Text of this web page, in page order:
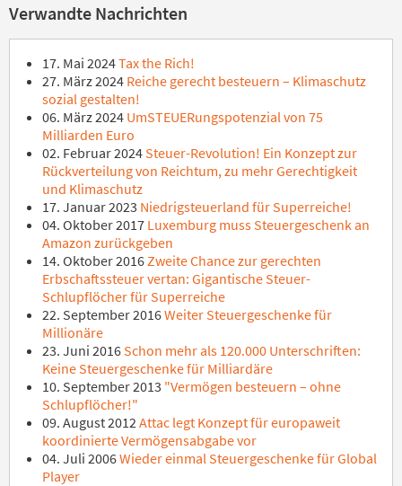
Verwandte Nachrichten
17. Mai 2024Tax the Rich!
27. März 2024 Reiche gerecht besteuern – Klimaschutz
sozial gestalten!
06. März 2024 UmSTEUERungspotenzial von 75
Milliarden Euro
02. Februar 2024 Steuer-Revolution! Ein Konzept zur
Rückverteilung von Reichtum, zu mehr Gerechtigkeit
und Klimaschutz
17. Januar 2023 Niedrigsteuerland für Superreiche!
04. Oktober 2017 Luxemburg muss Steuergeschenk an
Amazon zurückgeben
14. Oktober 2016 Zweite Chance zur gerechten
Erbschaftssteuer vertan: Gigantische Steuer-
Schlupflöcher für Superreiche
22. September 2016Weiter Steuergeschenke für
Millionäre
23. Juni 2016 Schon mehr als 120.000 Unterschriften:
Keine Steuergeschenke für Milliardäre
10. September 2013 "Vermögen besteuern – ohne
Schlupflöcher!"
09. August 2012 Attac legt Konzept für europaweit
koordinierte Vermögensabgabe vor
04. Juli 2006Wieder einmal Steuergeschenke für Global
Player